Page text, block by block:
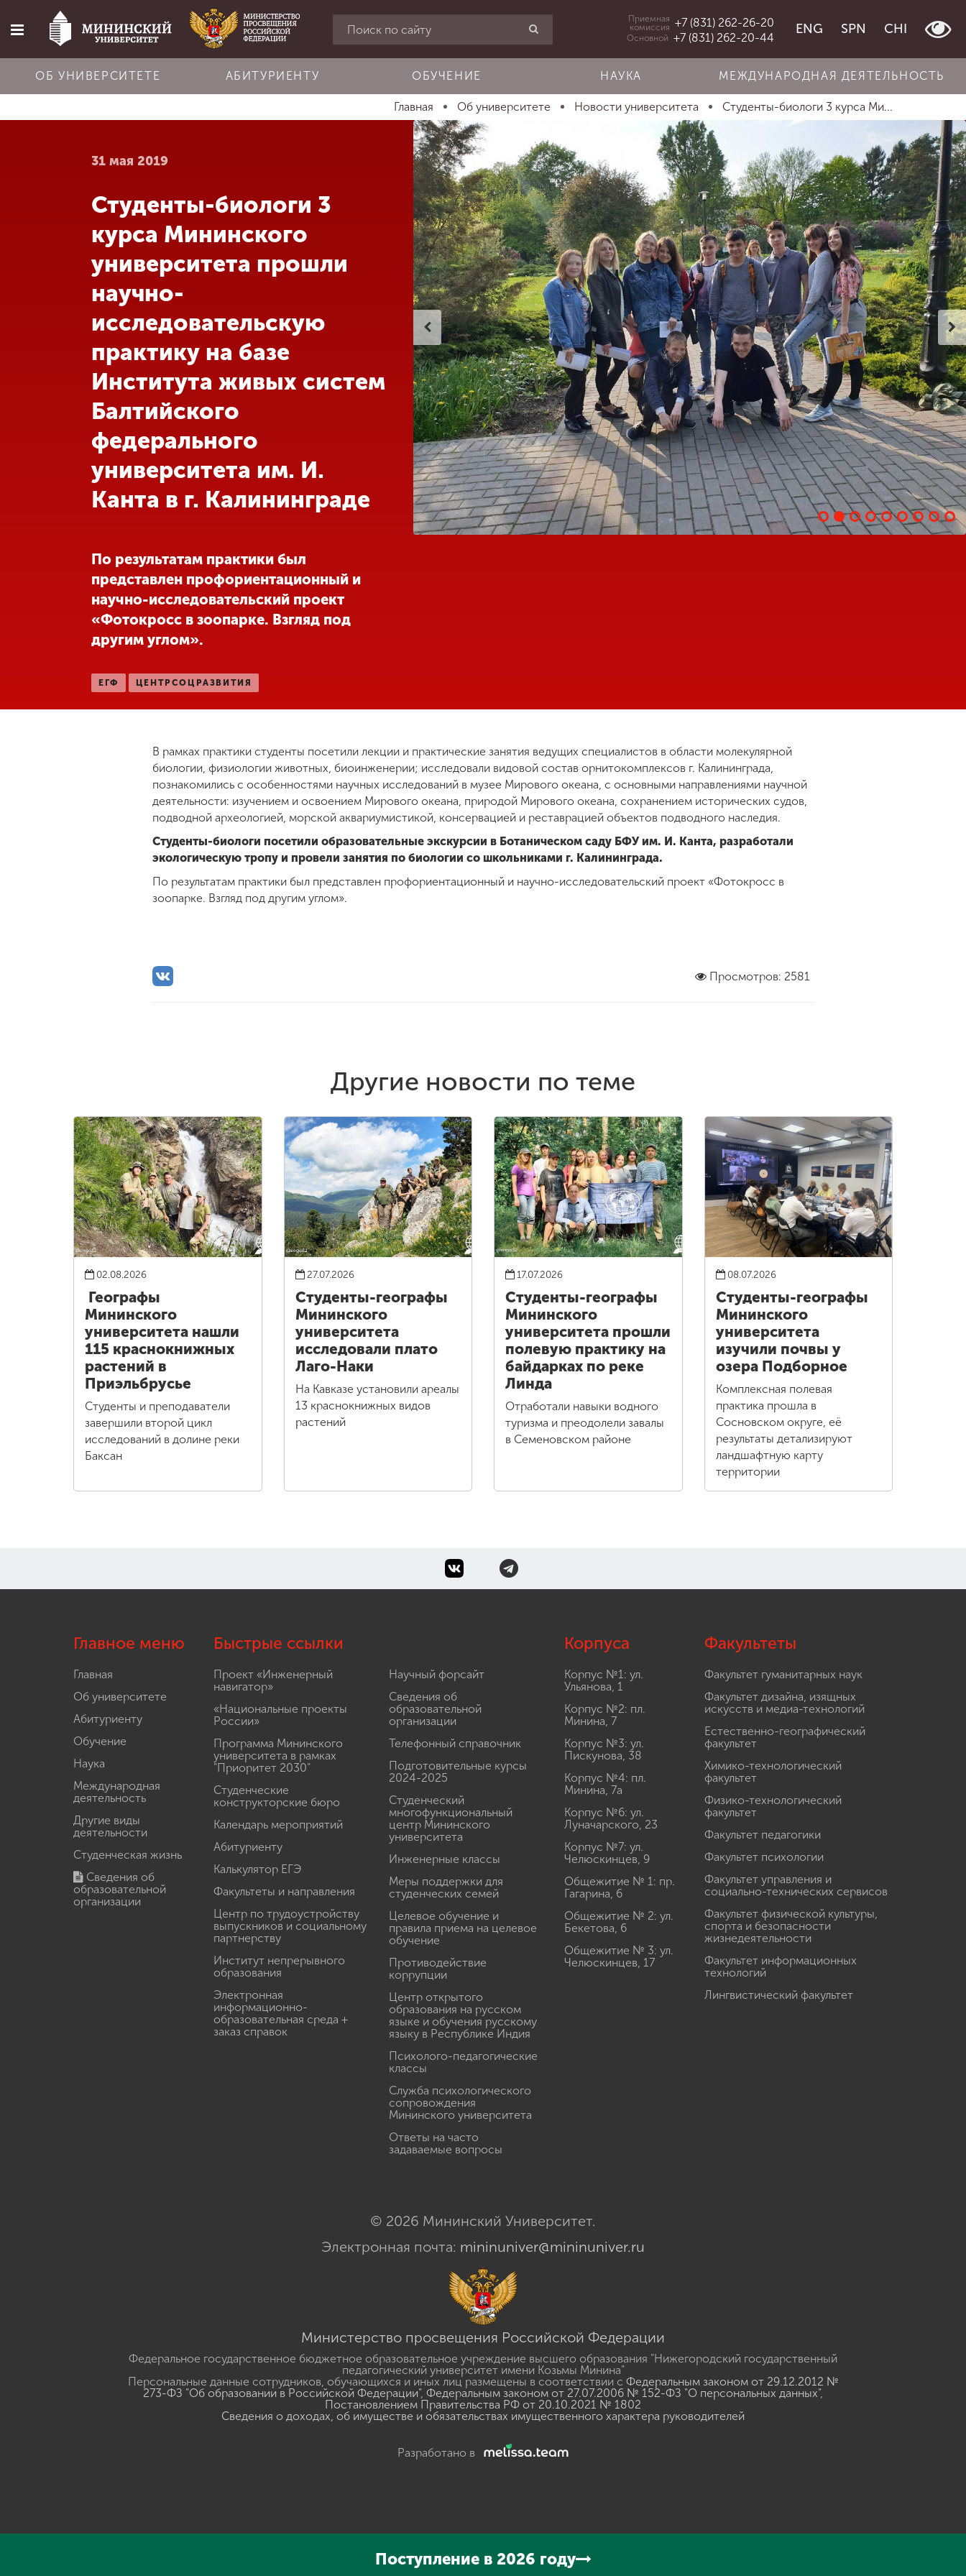
Главная
Об университете
Абитуриенту
Обучение
Международная
деятельность
Другие виды
деятельности
Студенческая
организации
Приемная
комиссия
Приемная
комиссия +7 (831) 262-26-20
Основной +7 (831) 262-20-44
ENG SPN CHI
ОБ УНИВЕРСИТЕТЕ АБИТУРИЕНТУ ОБУЧЕНИЕ НАУКА МЕЖДУНАРОДНАЯ ДЕЯТЕЛЬНОСТЬ
Главная Об университете Новости университета Студенты-биологи 3 курса Ми...
31 мая 2019
Студенты-биологи 3
курса Мининского
университета прошли
научно-
исследовательскую
практику на базе
Института живых систем
Балтийского
федерального
университета им. И.
Канта в г. Калининграде
По результатам практики был
представлен профориентационный и
научно-исследовательский проект
«Фотокросс в зоопарке. Взгляд под
другим углом».
ЕГФ ЦЕНТРСОЦРАЗВИТИЯ
В рамках практики студенты посетили лекции и практические занятия ведущих специалистов в области молекулярной
биологии, физиологии животных, биоинженерии; исследовали видовой состав орнитокомплексов г. Калининграда,
познакомились с особенностями научных исследований в музее Мирового океана, с основными направлениями научной
деятельности: изучением и освоением Мирового океана, природой Мирового океана, сохранением исторических судов,
подводной археологией, морской аквариумистикой, консервацией и реставрацией объектов подводного наследия.
Студенты-биологи посетили образовательные экскурсии в Ботаническом саду БФУ им. И. Канта, разработали
экологическую тропу и провели занятия по биологии со школьниками г. Калининграда.
По результатам практики был представлен профориентационный и научно-исследовательский проект «Фотокросс в
зоопарке. Взгляд под другим углом».
Просмотров: 2581
Другие новости по теме
02.08.2026
Географы
Мининского
университета нашли
115 краснокнижных
растений в
Приэльбрусье
Студенты и преподаватели
завершили второй цикл
исследований в долине реки
Баксан
27.07.2026
Студенты-географы
Мининского
университета
исследовали плато
Лаго-Наки
На Кавказе установили ареалы
13 краснокнижных видов
растений
17.07.2026
Студенты-географы
Мининского
университета прошли
полевую практику на
байдарках по реке
Линда
Отработали навыки водного
туризма и преодолели завалы
в Семеновском районе
08.07.2026
Студенты-географы
Мининского
университета
изучили почвы у
озера Подборное
Комплексная полевая
практика прошла в
Сосновском округе, её
результаты детализируют
ландшафтную карту
территории
Главное меню
Главная
Об университете
Абитуриенту
Обучение
Наука
Международная
деятельность
Другие виды
деятельности
Студенческая жизнь
Сведения об
образовательной
организации
Быстрые ссылки
Проект «Инженерный
навигатор»
«Национальные проекты
России»
Программа Мининского
университета в рамках
"Приоритет 2030"
Студенческие
конструкторские бюро
Календарь мероприятий
Абитуриенту
Калькулятор ЕГЭ
Факультеты и направления
Центр по трудоустройству
выпускников и социальному
партнерству
Институт непрерывного
образования
Электронная
информационно-
образовательная среда +
заказ справок
Научный форсайт
Сведения об
образовательной
организации
Телефонный справочник
Подготовительные курсы
2024-2025
Студенческий
многофункциональный
центр Мининского
университета
Инженерные классы
Меры поддержки для
студенческих семей
Целевое обучение и
правила приема на целевое
обучение
Противодействие
коррупции
Центр открытого
образования на русском
языке и обучения русскому
языку в Республике Индия
Психолого-педагогические
классы
Служба психологического
сопровождения
Мининского университета
Ответы на часто
задаваемые вопросы
Корпуса
Корпус №1: ул.
Ульянова, 1
Корпус №2: пл.
Минина, 7
Корпус №3: ул.
Пискунова, 38
Корпус №4: пл.
Минина, 7а
Корпус №6: ул.
Луначарского, 23
Корпус №7: ул.
Челюскинцев, 9
Общежитие № 1: пр.
Гагарина, 6
Общежитие № 2: ул.
Бекетова, 6
Общежитие № 3: ул.
Челюскинцев, 17
Факультеты
Факультет гуманитарных наук
Факультет дизайна, изящных
искусств и медиа-технологий
Естественно-географический
факультет
Химико-технологический
факультет
Физико-технологический
факультет
Факультет педагогики
Факультет психологии
Факультет управления и
социально-технических сервисов
Факультет физической культуры,
спорта и безопасности
жизнедеятельности
Факультет информационных
технологий
Лингвистический факультет
© 2026 Мининский Университет.
Электронная почта: mininuniver@mininuniver.ru
Министерство просвещения Российской Федерации
Федеральное государственное бюджетное образовательное учреждение высшего образования "Нижегородский государственный
педагогический университет имени Козьмы Минина"
Персональные данные сотрудников, обучающихся и иных лиц размещены в соответствии с Федеральным законом от 29.12.2012 №
273-ФЗ "Об образовании в Российской Федерации", Федеральным законом от 27.07.2006 № 152-ФЗ "О персональных данных",
Постановлением Правительства РФ от 20.10.2021 № 1802
Сведения о доходах, об имуществе и обязательствах имущественного характера руководителей
Разработано в
Поступление в 2026 году